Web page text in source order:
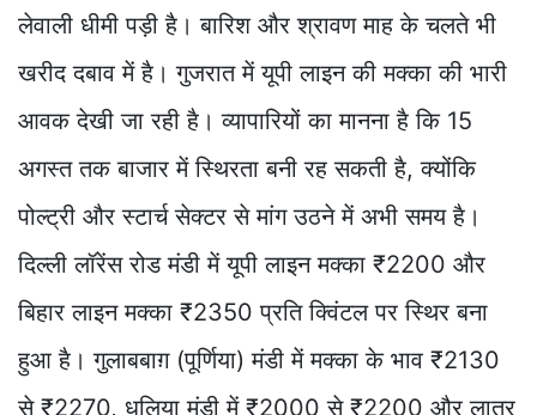
लेवाली धीमी पड़ी है। बारिश और श्रावण माह के चलते भी
खरीद दबाव में है। गुजरात में यूपी लाइन की मक्का की भारी
आवक देखी जा रही है। व्यापारियों का मानना है कि 15
अगस्त तक बाजार में स्थिरता बनी रह सकती है, क्योंकि
पोल्ट्री और स्टार्च सेक्टर से मांग उठने में अभी समय है।
दिल्ली लॉरेंस रोड मंडी में यूपी लाइन मक्का ₹2200 और
बिहार लाइन मक्का ₹2350 प्रति क्विंटल पर स्थिर बना
हुआ है। गुलाबबाग़ (पूर्णिया) मंडी में मक्का के भाव ₹2130
से ₹2270, धुलिया मंडी में ₹2000 से ₹2200 और लातूर